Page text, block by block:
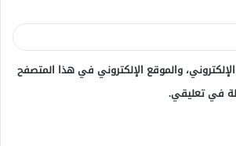
والموقع الإلكتروني في هذا المتصفح
في تعليقي.